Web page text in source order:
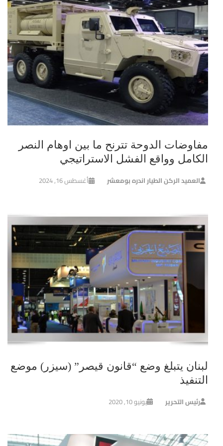
مفاوضات الدوحة تترنح ما بين اوهام النصر
الكامل وواقع الفشل الاستراتيجي
العميد الركن الطيار اندره بومعشر أغسطس 16, 2024
لبنان يتبلغ وضع “قانون قيصر” (سيزر) موضع
التنفيذ
رئيس التحرير يونيو 10, 2020